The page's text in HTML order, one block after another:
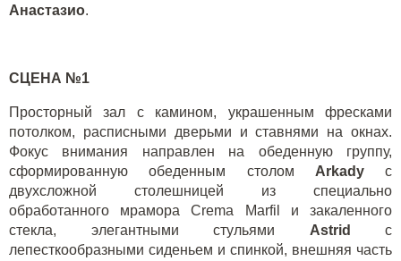
Анастазио.
СЦЕНА №1
Просторный зал с камином, украшенным фресками
потолком, расписными дверьми и ставнями на окнах.
Фокус внимания направлен на обеденную группу,
сформированную обеденным столом Arkady
с
двухсложной столешницей из специально
обработанного мрамораCrema Marfil
и закаленного
стекла, элегантными стульями Astrid
с
лепесткообразными сиденьем и спинкой, внешняя часть